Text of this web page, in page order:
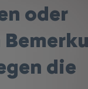
oder
die